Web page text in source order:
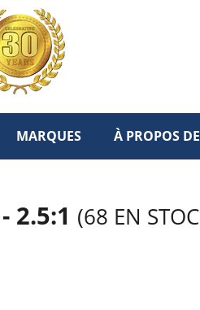
MARQUES À PROPOS
2.5:1 (68 EN